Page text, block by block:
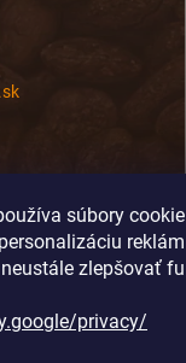
súbory
zlepšovať
privacy/